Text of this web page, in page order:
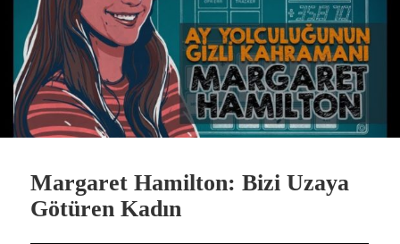
Margaret Hamilton: Bizi Uzaya
Götüren Kadın